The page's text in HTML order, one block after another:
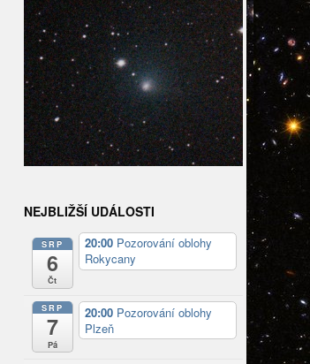
NEJBLIŽŠÍ UDÁLOSTI
SRP
6
Čt
20:00 Pozorování oblohy
Rokycany
SRP
7
Pá
20:00 Pozorování oblohy
Plzeň